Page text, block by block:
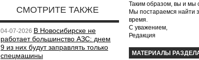
СМОТРИТЕ ТАКЖЕ
04-07-2026 В Новосибирске не
работает большинство АЗС: днем
9 из них будут заправлять только
спецмашины
Таким образом, вы и мы
Мы постараемся найти
время.
С уважением,
Редакция
МАТЕРИАЛЫ